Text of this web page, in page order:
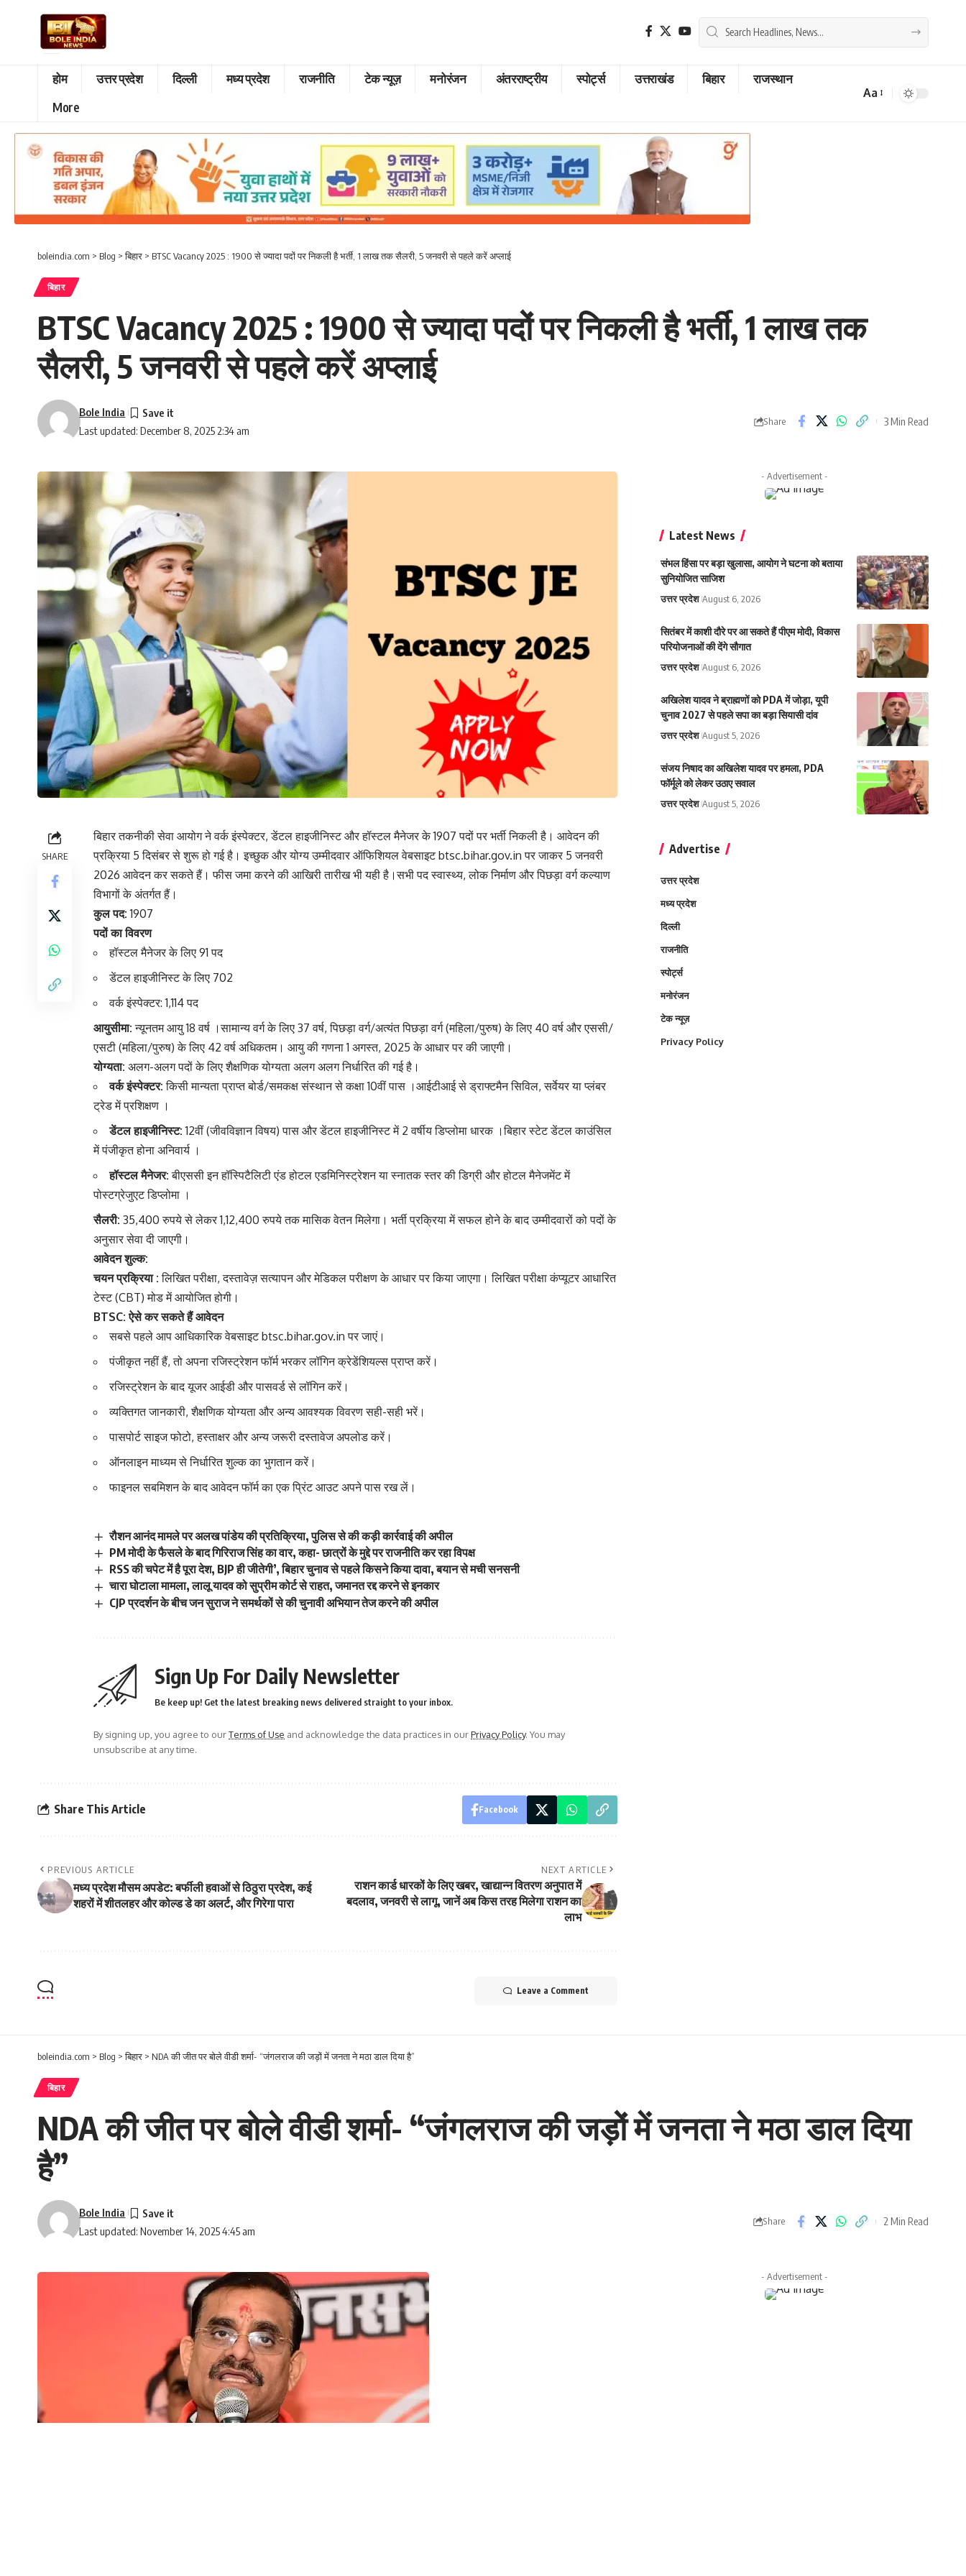
होम उत्तर प्रदेश दिल्ली मध्य प्रदेश राजनीति टेक न्यूज़ मनोरंजन अंतरराष्ट्रीय स्पोर्ट्स उत्तराखंड बिहार
राजस्थान
More
Font
Aa
boleindia.com > Blog >बिहार > BTSC Vacancy 2025 : 1900 से ज्यादा पदों पर निकली है भर्ती, 1 लाख तक सैलरी, 5 जनवरी से पहले करें अप्लाई
बिहार
BTSC Vacancy 2025 : 1900 से ज्यादा पदों पर निकली है भर्ती, 1 लाख तक
सैलरी, 5 जनवरी से पहले करें अप्लाई
Last updated: December 8, 2025 2:34 am
Bole India
Share 3 Min Read
SHARE
बिहार तकनीकी सेवा आयोग ने वर्क इंस्पेक्टर, डेंटल हाइजीनिस्ट और हॉस्टल मैनेजर के 1907 पदों पर भर्ती निकली है। आवेदन की
प्रक्रिया 5 दिसंबर से शुरू हो गई है। इच्छुक और योग्य उम्मीदवार ऑफिशियल वेबसाइट btsc.bihar.gov.in पर जाकर 5 जनवरी
2026 आवेदन कर सकते हैं। फीस जमा करने की आखिरी तारीख भी यही है।सभी पद स्वास्थ्य, लोक निर्माण और पिछड़ा वर्ग कल्याण
विभागों के अंतर्गत हैं।
कुल पद: 1907
पदों का विवरण
हॉस्टल मैनेजर के लिए 91 पद
डेंटल हाइजीनिस्ट के लिए 702
वर्क इंस्पेक्टर: 1,114 पद
आयुसीमा:न्यूनतम आयु 18 वर्ष ।सामान्य वर्ग के लिए 37 वर्ष, पिछड़ा वर्ग/अत्यंत पिछड़ा वर्ग (महिला/पुरुष) के लिए 40 वर्ष और एससी/
एसटी (महिला/पुरुष) के लिए 42 वर्ष अधिकतम। आयु की गणना 1 अगस्त, 2025 के आधार पर की जाएगी।
योग्यता: अलग-अलग पदों के लिए शैक्षणिक योग्यता अलग अलग निर्धारित की गई है।
वर्क इंस्पेक्टर: किसी मान्यता प्राप्त बोर्ड/समकक्ष संस्थान से कक्षा 10वीं पास ।आईटीआई से ड्राफ्टमैन सिविल, सर्वेयर या प्लंबर
ट्रेड में प्रशिक्षण ।
डेंटल हाइजीनिस्ट: 12वीं (जीवविज्ञान विषय) पास और डेंटल हाइजीनिस्ट में 2 वर्षीय डिप्लोमा धारक ।बिहार स्टेट डेंटल काउंसिल
में पंजीकृत होना अनिवार्य ।
हॉस्टल मैनेजर: बीएससी इन हॉस्पिटैलिटी एंड होटल एडमिनिस्ट्रेशन या स्नातक स्तर की डिग्री और होटल मैनेजमेंट में
पोस्टग्रेजुएट डिप्लोमा ।
सैलरी: 35,400 रुपये से लेकर 1,12,400 रुपये तक मासिक वेतन मिलेगा। भर्ती प्रक्रिया में सफल होने के बाद उम्मीदवारों को पदों के
अनुसार सेवा दी जाएगी।
आवेदन शुल्क:
चयन प्रक्रिया : लिखित परीक्षा, दस्तावेज़ सत्यापन और मेडिकल परीक्षण के आधार पर किया जाएगा। लिखित परीक्षा कंप्यूटर आधारित
टेस्ट (CBT) मोड में आयोजित होगी।
BTSC: ऐसे कर सकते हैं आवेदन
सबसे पहले आप आधिकारिक वेबसाइट btsc.bihar.gov.in पर जाएं।
पंजीकृत नहीं हैं, तो अपना रजिस्ट्रेशन फॉर्म भरकर लॉगिन क्रेडेंशियल्स प्राप्त करें।
रजिस्ट्रेशन के बाद यूजर आईडी और पासवर्ड से लॉगिन करें।
व्यक्तिगत जानकारी, शैक्षणिक योग्यता और अन्य आवश्यक विवरण सही-सही भरें।
पासपोर्ट साइज फोटो, हस्ताक्षर और अन्य जरूरी दस्तावेज अपलोड करें।
ऑनलाइन माध्यम से निर्धारित शुल्क का भुगतान करें।
फाइनल सबमिशन के बाद आवेदन फॉर्म का एक प्रिंट आउट अपने पास रख लें।
रौशन आनंद मामले पर अलख पांडेय की प्रतिक्रिया, पुलिस से की कड़ी कार्रवाई की अपील
PM मोदी के फैसले के बाद गिरिराज सिंह का वार, कहा- छात्रों के मुद्दे पर राजनीति कर रहा विपक्ष
RSS की चपेट में है पूरा देश, BJP ही जीतेगी’, बिहार चुनाव से पहले किसने किया दावा, बयान से मची सनसनी
चारा घोटाला मामला, लालू यादव को सुप्रीम कोर्ट से राहत, जमानत रद्द करने से इनकार
CJP प्रदर्शन के बीच जन सुराज ने समर्थकों से की चुनावी अभियान तेज करने की अपील
Sign Up For Daily Newsletter
Be keep up! Get the latest breaking news delivered straight to your inbox.
By signing up, you agree to ourTerms of Use and acknowledge the data practices in ourPrivacy Policy. You may
unsubscribe at any time.
Share This Article Facebook
PREVIOUS ARTICLE
मध्य प्रदेश मौसम अपडेट: बर्फीली हवाओं से ठिठुरा प्रदेश, कई
शहरों में शीतलहर और कोल्ड डे का अलर्ट, और गिरेगा पारा
NEXT ARTICLE
राशन कार्ड धारकों के लिए खबर, खाद्यान्न वितरण अनुपात में
बदलाव, जनवरी से लागू, जानें अब किस तरह मिलेगा राशन का
लाभ
Leave a Comment
- Advertisement -
Latest News
संभल हिंसा पर बड़ा खुलासा, आयोग ने घटना को बताया
सुनियोजित साजिश
उत्तर प्रदेश August 6, 2026
सितंबर में काशी दौरे पर आ सकते हैं पीएम मोदी, विकास
परियोजनाओं की देंगे सौगात
उत्तर प्रदेश August 6, 2026
अखिलेश यादव ने ब्राह्मणों को PDA में जोड़ा, यूपी
चुनाव 2027 से पहले सपा का बड़ा सियासी दांव
उत्तर प्रदेश August 5, 2026
संजय निषाद का अखिलेश यादव पर हमला, PDA
फॉर्मूले को लेकर उठाए सवाल
उत्तर प्रदेश August 5, 2026
Advertise
उत्तर प्रदेश
मध्य प्रदेश
दिल्ली
राजनीति
स्पोर्ट्स
मनोरंजन
टेक न्यूज़
Privacy Policy
boleindia.com > Blog >बिहार > NDA की जीत पर बोले वीडी शर्मा- “जंगलराज की जड़ों में जनता ने मठा डाल दिया है”
बिहार
NDA की जीत पर बोले वीडी शर्मा- “जंगलराज की जड़ों में जनता ने मठा डाल दिया
है”
Last updated: November 14, 2025 4:45 am
Bole India
Share 2 Min Read
- Advertisement -